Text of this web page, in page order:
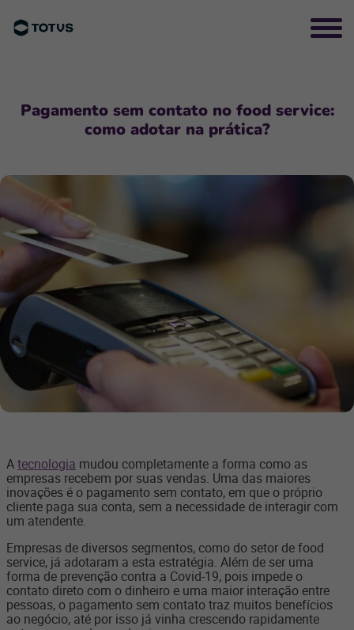
Pagamento sem contato no food service:
como adotar na prática?
Atecnologia mudou completamente a forma como as
empresas recebem por suas vendas. Uma das maiores
inovações é o pagamento sem contato, em que o próprio
cliente paga sua conta, sem a necessidade de interagir com
um atendente.
Empresas de diversos segmentos, como do setor de food
service, já adotaram a esta estratégia. Além de ser uma
forma de prevenção contra a Covid-19, pois impede o
contato direto com o dinheiro e uma maior interação entre
pessoas, o pagamento sem contato traz muitos benefícios
ao negócio, até por isso já vinha crescendo rapidamente